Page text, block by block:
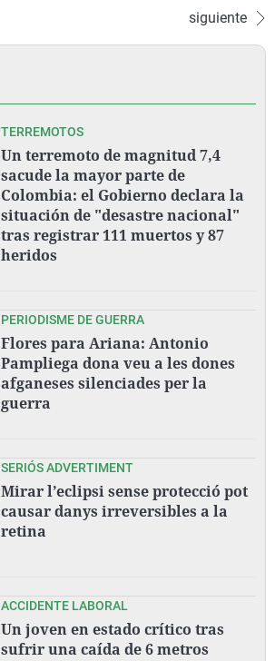
siguiente
TERREMOTOS
Un terremoto de magnitud 7,4
sacude la mayor parte de
Colombia: el Gobierno declara la
situación de "desastre nacional"
tras registrar 111 muertos y 87
heridos
PERIODISME DE GUERRA
Flores para Ariana: Antonio
Pampliega dona veu a les dones
afganeses silenciades per la
guerra
SERIÓS ADVERTIMENT
Mirar l’eclipsi sense protecció pot
causar danys irreversibles a la
retina
ACCIDENTE LABORAL
Un joven en estado crítico tras
sufrir una caída de 6 metros